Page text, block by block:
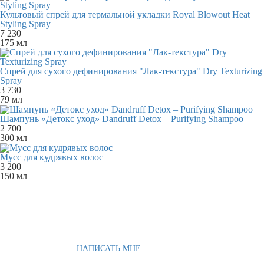
Культовый спрей для термальной укладки Royal Blowout Heat
Styling Spray
7 230
175 мл
Спрей для сухого дефинирования "Лак-текстура" Dry Texturizing
Spray
3 730
79 мл
Шампунь «Детокс уход» Dandruff Detox – Purifying Shampoo
2 700
300 мл
Мусс для кудрявых волос
3 200
150 мл
НАПИСАТЬ МНЕ